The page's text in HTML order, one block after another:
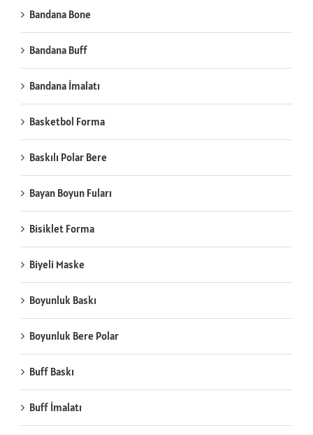
Bandana Bone
Bandana Buff
Bandana İmalatı
Basketbol Forma
Baskılı Polar Bere
Bayan Boyun Fuları
Bisiklet Forma
Biyeli Maske
Boyunluk Baskı
Boyunluk Bere Polar
Buff Baskı
Buff İmalatı